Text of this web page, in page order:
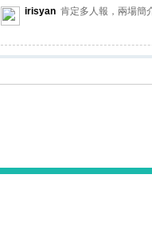
irisyan 肯定多人報，兩場簡